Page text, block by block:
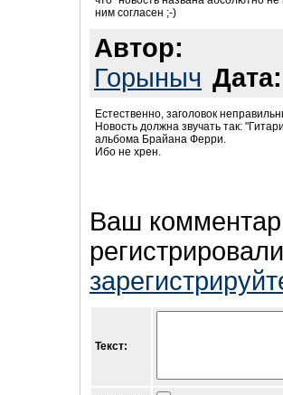
ним согласен ;-)
Автор:
Горыныч Дата:
Естественно, заголовок
Новость должна звучать так:
альбома Брайана Ферри.
Ибо не хрен.
Ваш
Текст: